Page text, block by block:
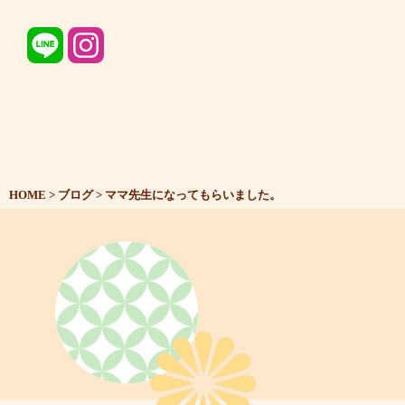
HOME > ブログ> ママ先生になってもらいました。